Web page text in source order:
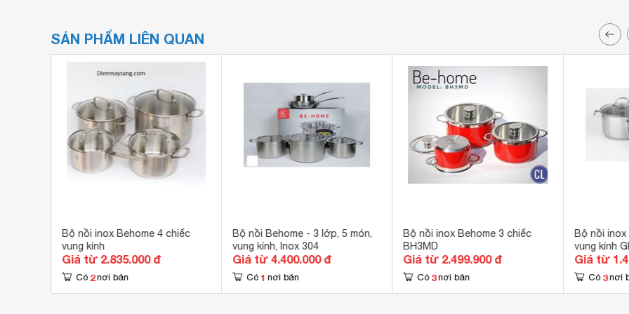
SẢN PHẨM LIÊN QUAN
Bộ nồi inox Behome 4 chiếc
vung kính
Giá từ 2.835.000 đ
Có 2 nơi bán
Bộ nồi Behome - 3 lớp, 5 món,
vung kính, Inox 304
Giá từ 4.400.000 đ
Có 1 nơi bán
Bộ nồi inox Behome 3 chiếc
BH3MD
Giá từ 2.499.900 đ
Có 3 nơi bán
Bộ nồi inox
vung kính
Giá từ
Có 3 nơi